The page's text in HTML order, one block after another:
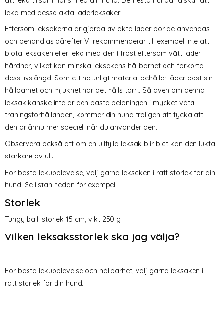
leka med dessa äkta läderleksaker.
Eftersom leksakerna är gjorda av äkta läder bör de användas
och behandlas därefter. Vi rekommenderar till exempel inte att
blöta leksaken eller leka med den i frost eftersom vått läder
hårdnar, vilket kan minska leksakens hållbarhet och förkorta
dess livslängd. Som ett naturligt material behåller läder bäst sin
hållbarhet och mjukhet när det hålls torrt. Så även om denna
leksak kanske inte är den bästa belöningen i mycket våta
träningsförhållanden, kommer din hund troligen att tycka att
den är ännu mer speciell när du använder den.
Observera också att om en ullfylld leksak blir blöt kan den lukta
starkare av ull.
För bästa lekupplevelse, välj gärna leksaken i rätt storlek för din
hund. Se listan nedan för exempel.
Storlek
Tungy ball: storlek 15 cm, vikt 250 g
Vilken leksaksstorlek ska jag välja?
För bästa lekupplevelse och hållbarhet, välj gärna leksaken i
rätt storlek för din hund.